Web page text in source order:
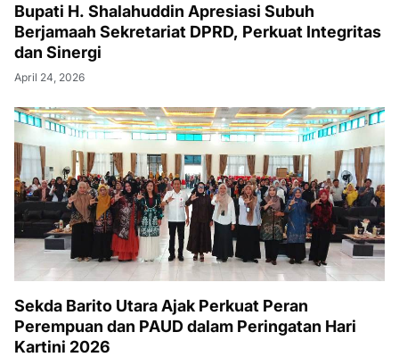
Bupati H. Shalahuddin Apresiasi Subuh
Berjamaah Sekretariat DPRD, Perkuat Integritas
dan Sinergi
April 24, 2026
Sekda Barito Utara Ajak Perkuat Peran
Perempuan dan PAUD dalam Peringatan Hari
Kartini 2026